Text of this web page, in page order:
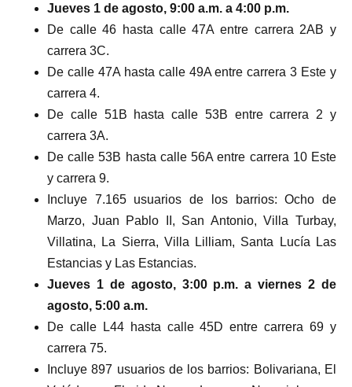
Jueves 1 de agosto, 9:00 a.m. a 4:00 p.m.
De calle 46 hasta calle 47A entre carrera 2AB y
carrera 3C.
De calle 47A hasta calle 49A entre carrera 3 Este y
carrera 4.
De calle 51B hasta calle 53B entre carrera 2 y
carrera 3A.
De calle 53B hasta calle 56A entre carrera 10 Este
y carrera 9.
Incluye 7.165 usuarios de los barrios: Ocho de
Marzo, Juan Pablo II, San Antonio, Villa Turbay,
Villatina, La Sierra, Villa Lilliam, Santa Lucía Las
Estancias y Las Estancias.
Jueves 1 de agosto, 3:00 p.m. a viernes 2 de
agosto, 5:00 a.m.
De calle L44 hasta calle 45D entre carrera 69 y
carrera 75.
Incluye 897 usuarios de los barrios: Bolivariana, El